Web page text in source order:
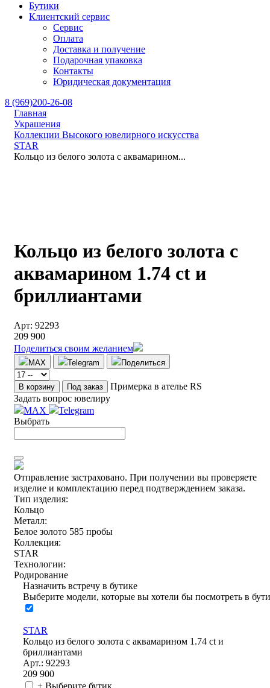
Бутики
Клиентский сервис
Сервис
Оплата
Доставка и получение
Подарочная упаковка
Контакты
Юридическая документация
8 (969)200-26-08
Главная
Украшения
Коллекции Высокого ювелирного искусства
STAR
Кольцо из белого золота с аквамарином...
Кольцо из белого золота с
аквамарином 1.74 ct и
бриллиантами
Арт: 92293
209 900
Поделиться своим желанием
MAX Telegram Поделиться
В корзину Под заказ
Примерка в ателье RS
Задать вопрос ювелиру
MAX
Telegram
Выбрать
Отправление застраховано. При получении вы проверяете
изделие и комплектацию перед подтверждением заказа.
Тип изделия:
Кольцо
Металл:
Белое золото 585 пробы
Коллекция:
STAR
Технологии:
Родирование
Назначить встречу в бутике
Выберите модели, которые вы хотели бы посмотреть в
STAR
Кольцо из белого золота с аквамарином 1.74 ct и
бриллиантами
Арт.: 92293
209 900
+ Выберите бутик